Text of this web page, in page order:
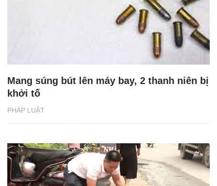
PHÁP LUẬT
Mang súng bút lên máy bay, 2 thanh niên bị
khởi tố